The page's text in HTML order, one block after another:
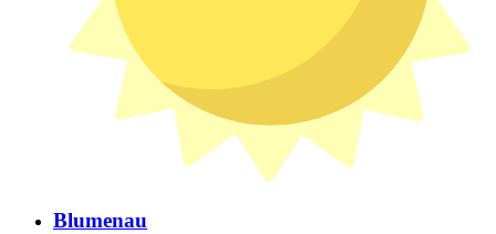
Blumenau